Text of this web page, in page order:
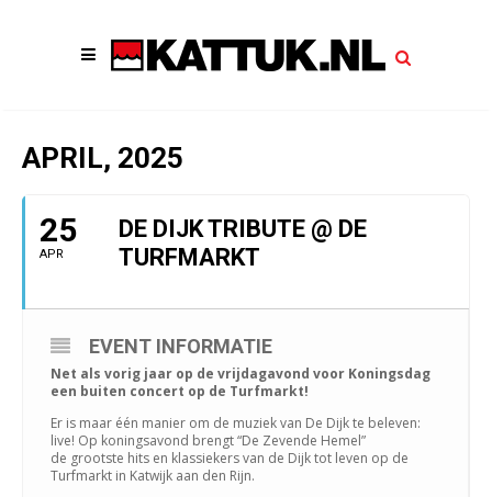
APRIL, 2025
25
APR
DE DIJK TRIBUTE @ DE
TURFMARKT
EVENT INFORMATIE
Net als vorig jaar op de vrijdagavond voor Koningsdag
een buiten concert op de Turfmarkt!
Er is maar één manier om de muziek van De Dijk te beleven:
live! Op koningsavond brengt “De Zevende Hemel”
de grootste hits en klassiekers van de Dijk tot leven op de
Turfmarkt in Katwijk aan den Rijn.